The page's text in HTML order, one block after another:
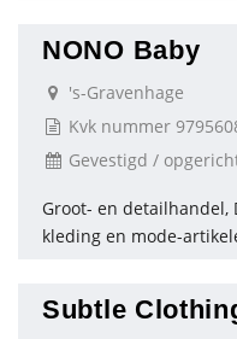
NONO Baby
's-Gravenhage
Kvk nummer
Gevestigd /
Groot- en
kleding en mode-
Subtle